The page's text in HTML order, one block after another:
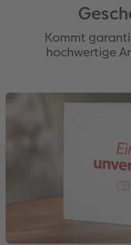
Kommt
hochwertige